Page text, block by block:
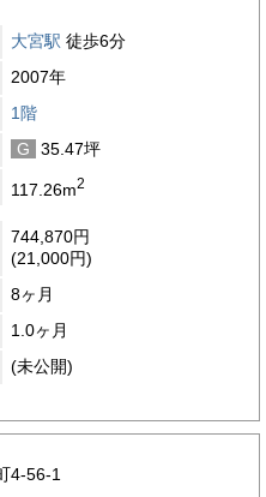
大宮駅 徒歩6分
2007年
1階
G
35.47坪
117.26m2
744,870円
(21,000円)
8ヶ月
1.0ヶ月
(未公開)
4-56-1